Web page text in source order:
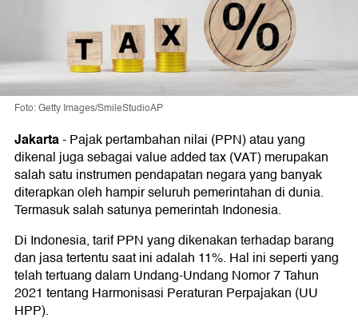
Foto: Getty Images/SmileStudioAP
Jakarta-Pajak pertambahan nilai (PPN) atau yang
dikenal juga sebagai value added tax (VAT) merupakan
salah satu instrumen pendapatan negara yang banyak
diterapkan oleh hampir seluruh pemerintahan di dunia.
Termasuk salah satunya pemerintah Indonesia.
Di Indonesia, tarif PPN yang dikenakan terhadap barang
dan jasa tertentu saat ini adalah 11%. Hal ini seperti yang
telah tertuang dalam Undang-Undang Nomor 7 Tahun
2021 tentang Harmonisasi Peraturan Perpajakan (UU
HPP).